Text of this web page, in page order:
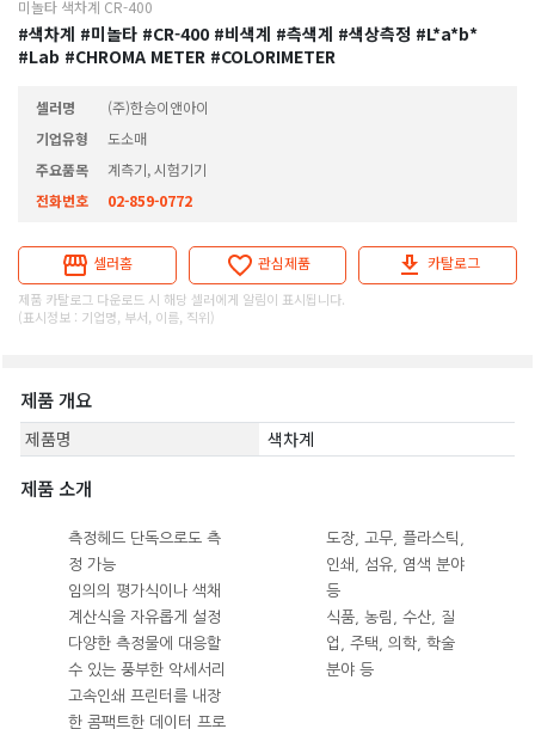
미놀타 색차계 CR-400
#색차계 #미놀타 #CR-400 #비색계 #측색계 #색상측정 #L*a*b*
#Lab #CHROMA METER #COLORIMETER
셀러명
(주)한승이앤아이
기업유형
도소매
주요품목
계측기, 시험기기
전화번호
02-859-0772
셀러홈 관심제품 카탈로그
제품 카탈로그 다운로드 시 해당 셀러에게 알림이 표시됩니다.
(표시정보 : 기업명, 부서, 이름, 직위)
제품 개요
제품명 색차계
제품 소개